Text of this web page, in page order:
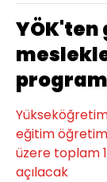
YÖK'ten
program
eğitim öğretim
üzere toplam
açılacak